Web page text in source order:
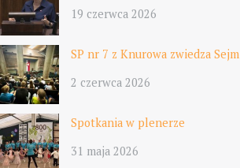
19 czerwca 2026
SP nr 7 z Knurowa zwiedza Sejm
2 czerwca 2026
Spotkania w plenerze
31 maja 2026